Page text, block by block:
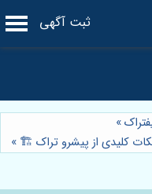
ثبت آگهی
»
کلیدی از پیشرو تراک 🏗️ »